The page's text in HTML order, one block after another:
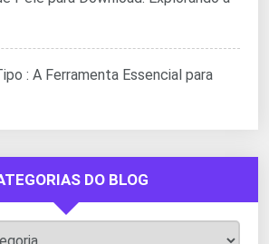
: A Ferramenta Essencial para
DO BLOG